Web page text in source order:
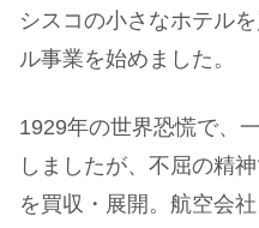
シスコの小さなホテル
ル事業を始めました。
1929年の世界恐慌で、
しましたが、不屈の精
を買収・展開。航空会